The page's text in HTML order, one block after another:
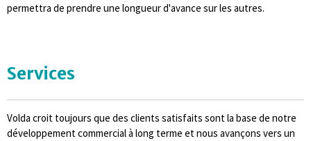
permettra de prendre une longueur d'avance sur les autres.
Services
Volda croit toujours que des clients satisfaits sont la base de notre
développement commercial à long terme et nous avançons vers un